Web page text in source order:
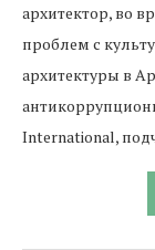
архитектор, во
проблем с
архитектуры в
International,